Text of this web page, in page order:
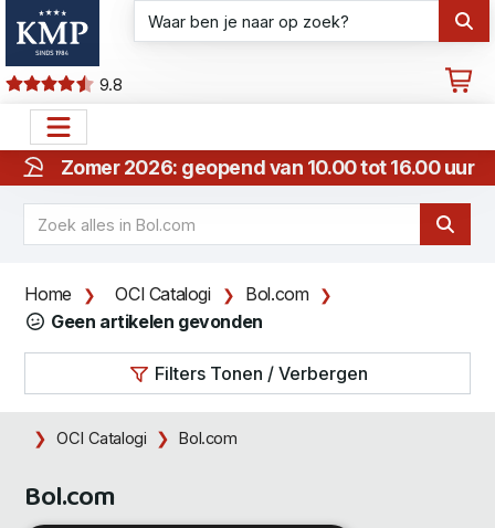
9.8
Zomer 2026: geopend van 10.00 tot 16.00 uur
Home OCI Catalogi
Bol.com
Geen artikelen gevonden
Filters Tonen / Verbergen
OCI Catalogi Bol.com
Bol.com